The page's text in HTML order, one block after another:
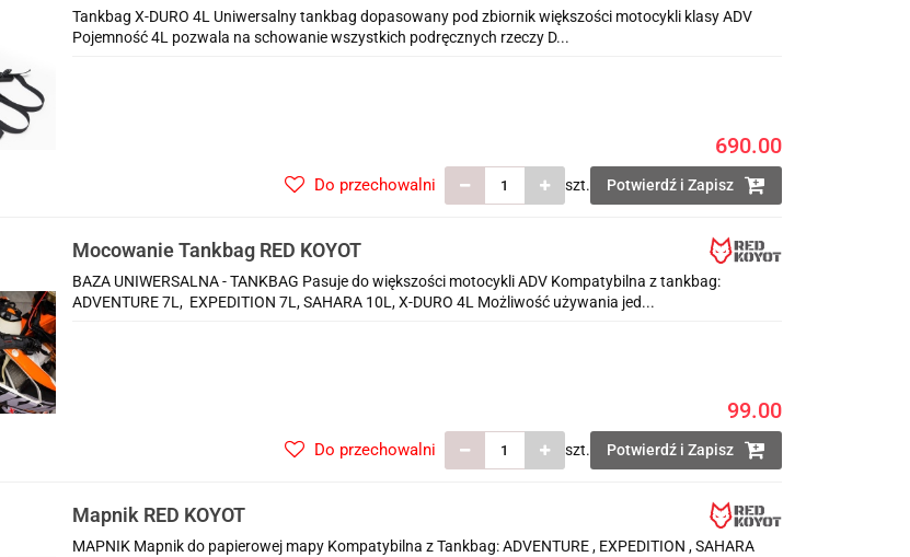
Tankbag X-DURO 4L Uniwersalny tankbag dopasowany pod zbiornik większości motocykli klasy ADV
Pojemność 4L pozwala na schowanie wszystkich podręcznych rzeczy D...
690.00
szt. Potwierdź i Zapisz
Do przechowalni
Mocowanie Tankbag RED KOYOT
BAZA UNIWERSALNA - TANKBAG Pasuje do większości motocykli ADV Kompatybilna z tankbag:
ADVENTURE 7L, EXPEDITION 7L, SAHARA 10L, X-DURO 4L Możliwość używania jed...
99.00
szt. Potwierdź i Zapisz
Do przechowalni
Mapnik RED KOYOT
MAPNIK Mapnik do papierowej mapy Kompatybilna z Tankbag: ADVENTURE , EXPEDITION , SAHARA